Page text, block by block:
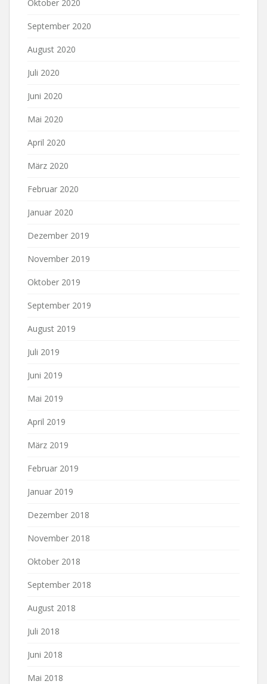
Oktober 2020
September 2020
August 2020
Juli 2020
Juni 2020
Mai 2020
April 2020
März 2020
Februar 2020
Januar 2020
Dezember 2019
November 2019
Oktober 2019
September 2019
August 2019
Juli 2019
Juni 2019
Mai 2019
April 2019
März 2019
Februar 2019
Januar 2019
Dezember 2018
November 2018
Oktober 2018
September 2018
August 2018
Juli 2018
Juni 2018
Mai 2018